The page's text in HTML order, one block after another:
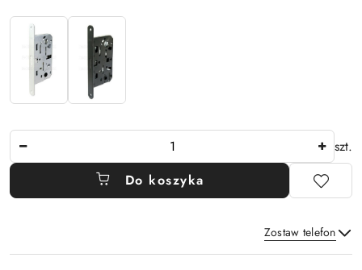
szt.
Do koszyka
Zostaw telefon